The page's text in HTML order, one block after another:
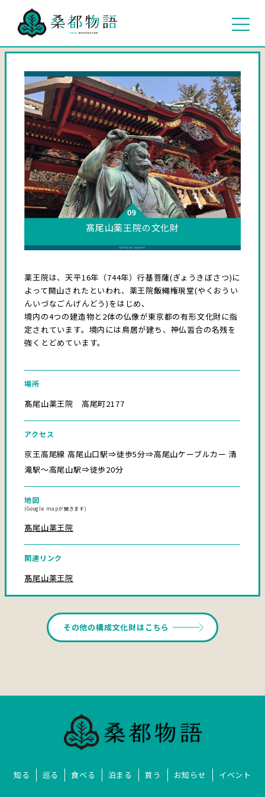
髙尾山薬王院の文化財
薬王院は、天平16年（744年）行基菩薩(ぎょうきぼさつ)に
よって開山されたといわれ、薬王院飯縄権現堂(やくおうい
んいづなごんげんどう)をはじめ、
境内の4つの建造物と2体の仏像が東京都の有形文化財に指
定されています。境内には鳥居が建ち、神仏習合の名残を
強くとどめています。
場所
髙尾山薬王院 高尾町2177
アクセス
京王高尾線 高尾山口駅⇒徒歩5分⇒高尾山ケーブルカー 清
滝駅～高尾山駅⇒徒歩20分
地図
(Google mapが開きます)
髙尾山薬王院
関連リンク
髙尾山薬王院
その他の構成文化財はこちら
知る 巡る 食べる 泊まる 買う お知らせ イベント